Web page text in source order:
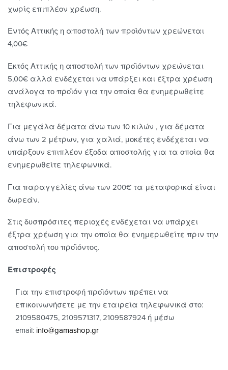
χωρίς επιπλέον χρέωση.
Εντός Αττικής η αποστολή των προϊόντων χρεώνεται
4,00€
Εκτός Αττικής η αποστολή των προϊόντων χρεώνεται
5,00€ αλλά ενδέχεται να υπάρξει και έξτρα χρέωση
ανάλογα το προϊόν για την οποία θα ενημερωθείτε
τηλεφωνικά.
Για μεγάλα δέματα άνω των 10 κιλών , για δέματα
άνω των 2 μέτρων, για χαλιά, μοκέτες ενδέχεται να
υπάρξουν επιπλέον έξοδα αποστολής για τα οποία θα
ενημερωθείτε τηλεφωνικά.
Για παραγγελίες άνω των 200€ τα μεταφορικά είναι
δωρεάν.
Στις δυσπρόσιτες περιοχές ενδέχεται να υπάρχει
έξτρα χρέωση για την οποία θα ενημερωθείτε πριν την
αποστολή του προϊόντος.
Επιστροφές
Για την επιστροφή προϊόντων πρέπει να
επικοινωνήσετε με την εταιρεία τηλεφωνικά στο:
2109580475, 2109571317, 2109587924 ή μέσω
email: info@gamashop.gr